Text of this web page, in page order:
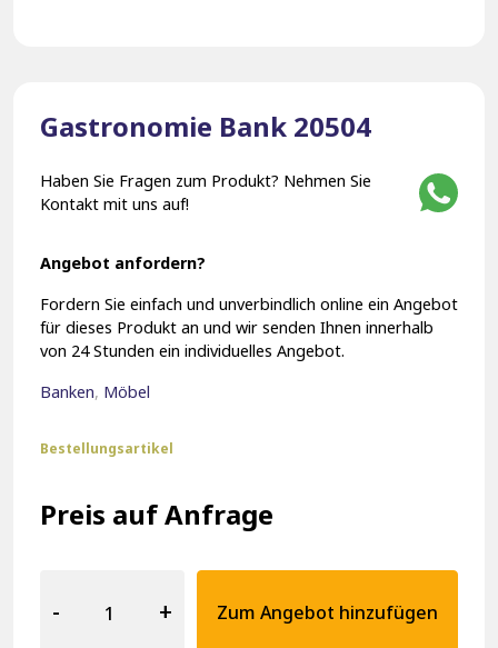
Gastronomie Bank 20504
Preis auf Anfrage
Haben Sie Fragen zum Produkt? Nehmen Sie
Kontakt mit uns auf!
Angebot anfordern?
Fordern Sie einfach und unverbindlich online ein Angebot
für dieses Produkt an und wir senden Ihnen innerhalb
von 24 Stunden ein individuelles Angebot.
Bestellungsartikel
-
Bank
+ Zum Angebot hinzufügen
Banken, Möbel